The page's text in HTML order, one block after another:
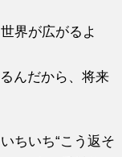
界が広がるよ
んだから、将来
ちいち“こう返そ